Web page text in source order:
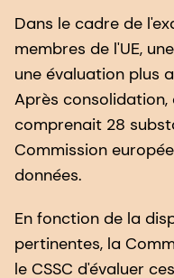
Dans le cadre de
membres de l'UE,
une évaluation plus
Après
comprenait 28
Commission
données.
En fonction de la
pertinentes, la
le CSSC d'évaluer